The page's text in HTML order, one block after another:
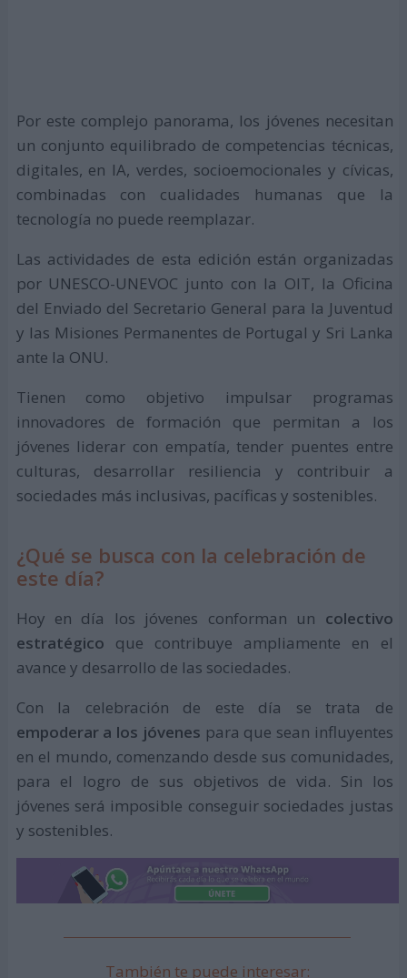
Por este complejo panorama, los jóvenes necesitan
un conjunto equilibrado de competencias técnicas,
digitales, en IA, verdes, socioemocionales y cívicas,
combinadas con cualidades humanas que la
tecnología no puede reemplazar.
Las actividades de esta edición están organizadas
por UNESCO-UNEVOC junto con la OIT, la Oficina
del Enviado del Secretario General para la Juventud
y las Misiones Permanentes de Portugal y Sri Lanka
ante la ONU.
Tienen como objetivo impulsar programas
innovadores de formación que permitan a los
jóvenes liderar con empatía, tender puentes entre
culturas, desarrollar resiliencia y contribuir a
sociedades más inclusivas, pacíficas y sostenibles.
¿Qué se busca con la celebración de
este día?
Hoy en día los jóvenes conforman un colectivo
estratégico que contribuye ampliamente en el
avance y desarrollo de las sociedades.
Con la celebración de este día se trata de
empoderar a los jóvenes para que sean influyentes
en el mundo, comenzando desde sus comunidades,
para el logro de sus objetivos de vida. Sin los
jóvenes será imposible conseguir sociedades justas
y sostenibles.
También te puede interesar: